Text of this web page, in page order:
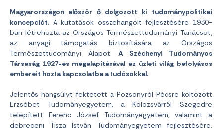
Magyarországon először ő dolgozott ki tudománypolitikai
koncepciót. A kutatások összehangolt fejlesztésére 1930-
ban létrehozta az Országos Természettudományi Tanácsot,
az anyagi támogatás biztosítására az Országos
Természettudományi Alapot. A Széchenyi Tudományos
Társaság 1927-es megalapításával az üzleti világ befolyásos
embereit hozta kapcsolatba a tudósokkal.
Jelentős hangsúlyt fektetett a Pozsonyról Pécsre költözött
Erzsébet Tudományegyetem, a Kolozsvárról Szegedre
telepített Ferenc József Tudományegyetem, valamint a
debreceni Tisza István Tudományegyetem fejlesztésére.